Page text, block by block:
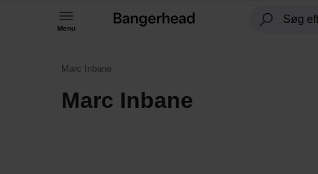
Menu
Marc Inbane
Marc Inbane